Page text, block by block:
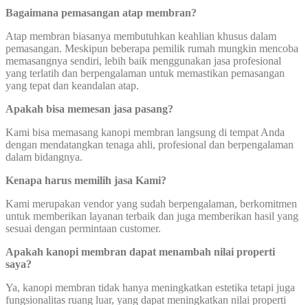
Bagaimana pemasangan atap membran?
Atap membran biasanya membutuhkan keahlian khusus dalam
pemasangan. Meskipun beberapa pemilik rumah mungkin mencoba
memasangnya sendiri, lebih baik menggunakan jasa profesional
yang terlatih dan berpengalaman untuk memastikan pemasangan
yang tepat dan keandalan atap.
Apakah bisa memesan jasa pasang?
Kami bisa memasang kanopi membran langsung di tempat Anda
dengan mendatangkan tenaga ahli, profesional dan berpengalaman
dalam bidangnya.
Kenapa harus memilih jasa Kami?
Kami merupakan vendor yang sudah berpengalaman, berkomitmen
untuk memberikan layanan terbaik dan juga memberikan hasil yang
sesuai dengan permintaan customer.
Apakah kanopi membran dapat menambah nilai properti
saya?
Ya, kanopi membran tidak hanya meningkatkan estetika tetapi juga
fungsionalitas ruang luar, yang dapat meningkatkan nilai properti